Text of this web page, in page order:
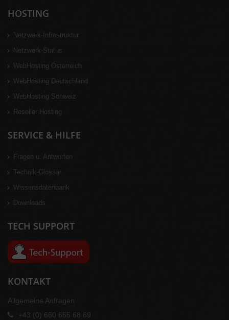
HOSTING
Netzwerk-Infrastruktur
Netzwerk-Status
WebHosting Österreich
WebHosting Deutschland
WebHosting Schweiz
Reseller Hosting
SERVICE & HILFE
Fragen u. Antworten
Technik-Glossar
Wissensdatenbank
Downloads
TECH SUPPORT
KONTAKT
Allgemeine Anfragen
+43 (0) 660 655 68 69